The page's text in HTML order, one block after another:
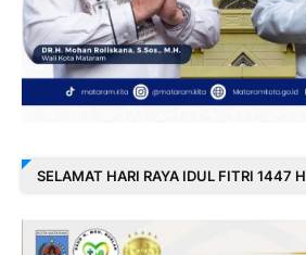
SELAMAT HARI RAYA IDUL FITRI 1447 H